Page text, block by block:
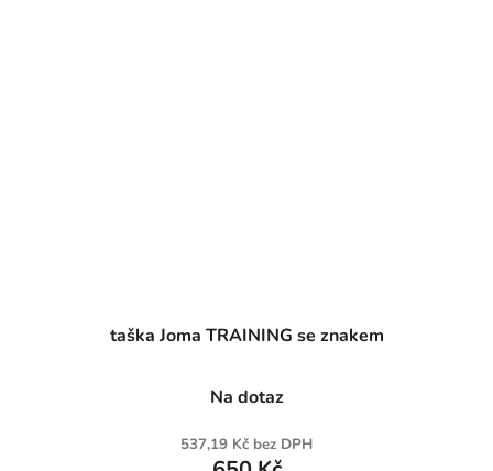
taška Joma TRAINING se znakem
Na dotaz
537,19 Kč bez DPH